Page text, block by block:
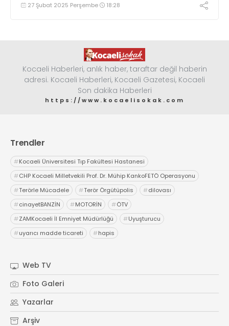
27 Şubat 2025 Perşembe 18:28
Kocaeli Haberleri, anlık haber, taraftar değil haberin
adresi. Kocaeli Haberleri, Kocaeli Gazetesi, Kocaeli
Son dakika Haberleri
https://www.kocaelisokak.com
Trendler
#Kocaeli Üniversitesi Tıp Fakültesi Hastanesi
#CHP Kocaeli Milletvekili Prof. Dr. Mühip KankoFETÖ Operasyonu
#Terörle Mücadele #Terör Örgütüpolis #dilovası
#cinayetBANZİN #MOTORİN #ÖTV
#ZAMKocaeli İl Emniyet Müdürlüğü #Uyuşturucu
#uyarıcı madde ticareti #hapis
Web TV
Foto Galeri
Yazarlar
Arşiv